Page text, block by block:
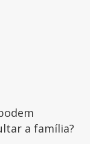
a família?